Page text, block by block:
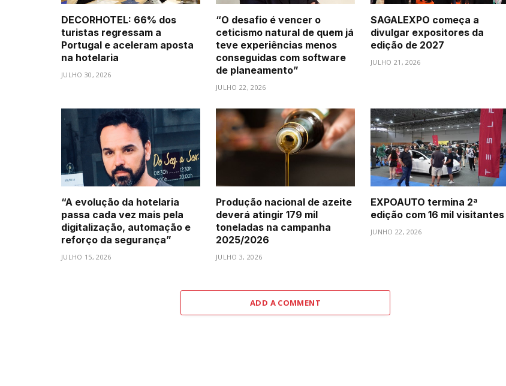
DECORHOTEL: 66% dos
turistas regressam a
Portugal e aceleram aposta
na hotelaria
JULHO 30, 2026
“O desafio é vencer o
ceticismo natural de quem já
teve experiências menos
conseguidas com software
de planeamento”
JULHO 22, 2026
SAGALEXPO começa a
divulgar expositores da
edição de 2027
JULHO 21, 2026
“A evolução da hotelaria
passa cada vez mais pela
digitalização, automação e
reforço da segurança”
JULHO 15, 2026
Produção nacional de azeite
deverá atingir 179 mil
toneladas na campanha
2025/2026
JULHO 3, 2026
EXPOAUTO termina 2ª
edição com 16 mil visitantes
JUNHO 22, 2026
ADD A COMMENT